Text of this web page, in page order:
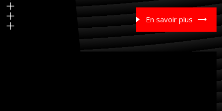
En savoir plus